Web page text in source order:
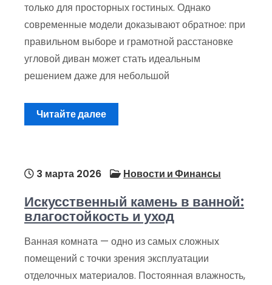
только для просторных гостиных. Однако
современные модели доказывают обратное: при
правильном выборе и грамотной расстановке
угловой диван может стать идеальным
решением даже для небольшой
Читайте далее
3 марта 2026 Новости и Финансы
Искусственный камень в ванной:
влагостойкость и уход
Ванная комната — одно из самых сложных
помещений с точки зрения эксплуатации
отделочных материалов. Постоянная влажность,